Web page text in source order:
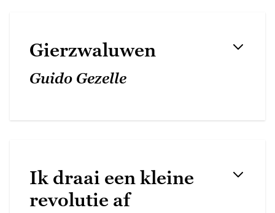
Gierzwaluwen
Guido Gezelle
Ik draai een kleine
revolutie af